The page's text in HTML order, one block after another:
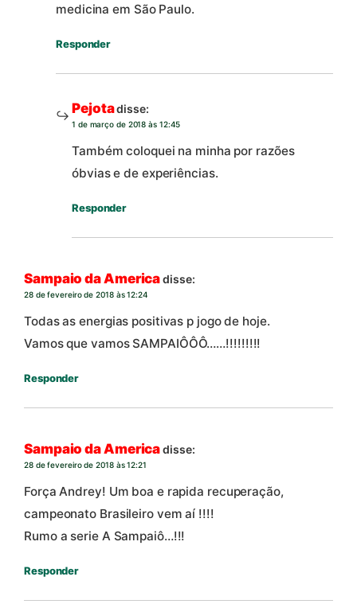
medicina em São Paulo.
Responder
Pejotadisse:
1 de março de 2018 às 12:45
Também coloquei na minha por razões
óbvias e de experiências.
Responder
Sampaio da Americadisse:
28 de fevereiro de 2018 às 12:24
Todas as energias positivas p jogo de hoje.
Vamos que vamos SAMPAIÔÔÔ……!!!!!!!!!
Responder
Sampaio da Americadisse:
28 de fevereiro de 2018 às 12:21
Força Andrey! Um boa e rapida recuperação,
campeonato Brasileiro vem aí !!!!
Rumo a serie A Sampaiô…!!!
Responder